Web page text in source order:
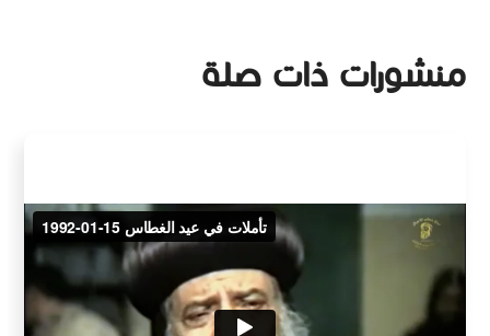
منشورات ذات صلة